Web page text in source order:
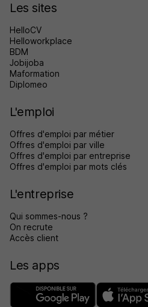
Les sites
HelloCV
Helloworkplace
BDM
Jobijoba
Maformation
Diplomeo
L'emploi
Offres d'emploi par métier
Offres d'emploi par ville
Offres d'emploi par entreprise
Offres d'emploi par mots clés
L'entreprise
Qui sommes-nous ?
On recrute
Accès client
Les apps